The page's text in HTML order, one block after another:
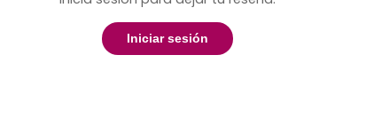
Iniciar sesión